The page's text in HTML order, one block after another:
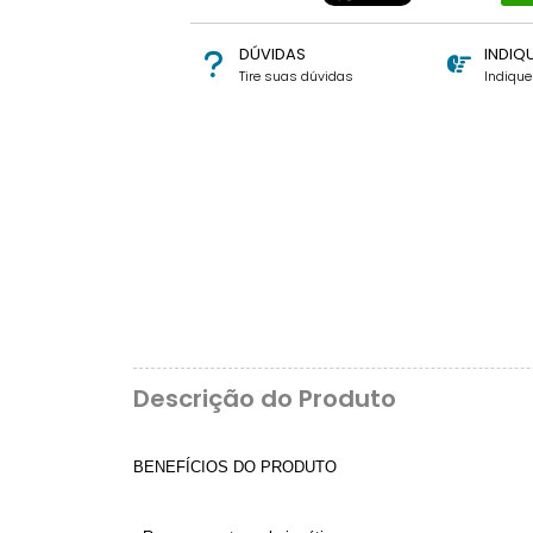
DÚVIDAS
Tire suas dúvidas
Descrição do Produto
BENEFÍCIOS DO PRODUTO